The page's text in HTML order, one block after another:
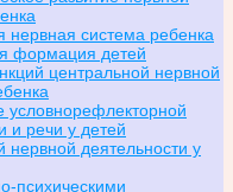
нервная система ребенка
формация детей
центральной нервной
условнорефлекторной
и речи у детей
деятельности у
психическими